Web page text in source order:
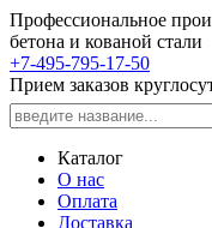
Профессиональное
бетона и кованой стали
+7-495-795-17-50
Прием заказов
Каталог
О нас
Оплата
Доставка